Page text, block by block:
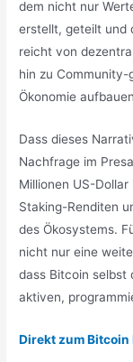
dem nicht nur
erstellt, geteilt und
reicht von
hin zu Community-
Ökonomie
Dass dieses
Nachfrage im
Millionen US-
Staking-Renditen
des Ökosystems.
nicht nur eine
dass Bitcoin selbst
aktiven,
Direkt zum Bitcoin